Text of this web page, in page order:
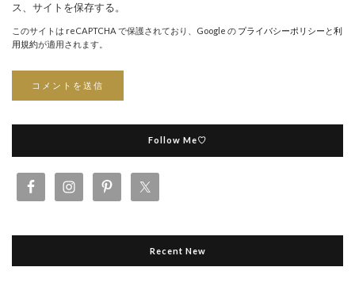
ス、サイトを保存する。
このサイトは reCAPTCHA で保護されており、Google の プライバシーポリシー と利
用規約が適用されます。
Follow Me♡
Recent New